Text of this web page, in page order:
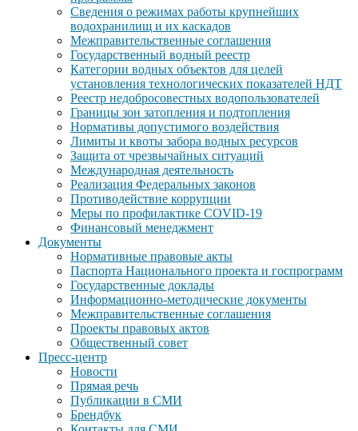
Сведения о режимах работы крупнейших
водохранилищ и их каскадов
Межправительственные соглашения
Государственный водный реестр
Категории водных объектов для целей
установления технологических показателей НДТ
Реестр недобросовестных водопользователей
Границы зон затопления и подтопления
Нормативы допустимого воздействия
Лимиты и квоты забора водных ресурсов
Защита от чрезвычайных ситуаций
Международная деятельность
Реализация Федеральных законов
Противодействие коррупции
Меры по профилактике COVID-19
Финансовый менеджмент
Документы
Нормативные правовые акты
Паспорта Национального проекта и госпрограмм
Государственные доклады
Информационно-методические документы
Межправительственные соглашения
Проекты правовых актов
Общественный совет
Пресс-центр
Новости
Прямая речь
Публикации в СМИ
Брендбук